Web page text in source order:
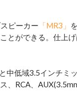
ピーカー 「MR3」
ができる。仕上げ
中低域3.5インチミ
、RCA、